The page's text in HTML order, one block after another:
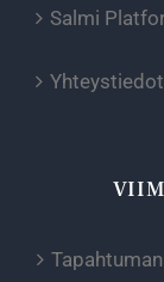
Salmi
Yhteystiedot